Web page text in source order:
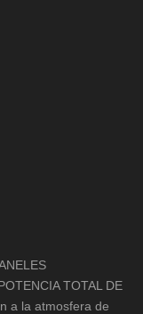
TOTAL DE
a la atmosfera de